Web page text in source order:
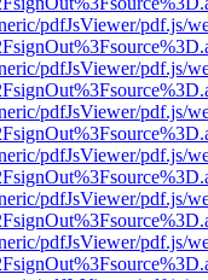
pdfJsViewer/pdf.js/
pdfJsViewer/pdf.js/
pdfJsViewer/pdf.js/
pdfJsViewer/pdf.js/
pdfJsViewer/pdf.js/
pdfJsViewer/pdf.js/